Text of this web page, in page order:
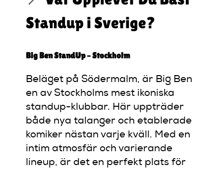
Standup i Sverige?
Big Ben StandUp – Stockholm
Beläget på Södermalm, är Big Ben
en av Stockholms mest ikoniska
standup-klubbar. Här uppträder
både nya talanger och etablerade
komiker nästan varje kväll. Med en
intim atmosfär och varierande
lineup, är det en perfekt plats för